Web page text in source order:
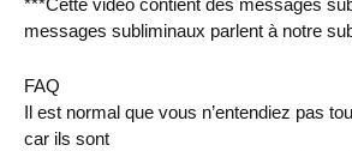
***Cette vidéo contient des messages
messages subliminaux parlent à notre
FAQ
Il est normal que vous n’entendiez pas
car ils sont